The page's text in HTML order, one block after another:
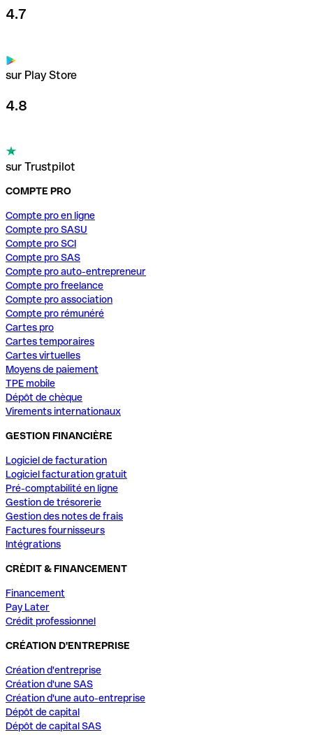
4.7
sur Play Store
4.8
sur Trustpilot
COMPTE PRO
Compte pro en ligne
Compte pro SASU
Compte pro SCI
Compte pro SAS
Compte pro auto-entrepreneur
Compte pro freelance
Compte pro association
Compte pro rémunéré
Cartes pro
Cartes temporaires
Cartes virtuelles
Moyens de paiement
TPE mobile
Dépôt de chèque
Virements internationaux
GESTION FINANCIÈRE
Logiciel de facturation
Logiciel facturation gratuit
Pré-comptabilité en ligne
Gestion de trésorerie
Gestion des notes de frais
Factures fournisseurs
Intégrations
CRÈDIT & FINANCEMENT
Financement
Pay Later
Crédit professionnel
CRÉATION D'ENTREPRISE
Création d'entreprise
Création d'une SAS
Création d'une auto-entreprise
Dépôt de capital
Dépôt de capital SAS